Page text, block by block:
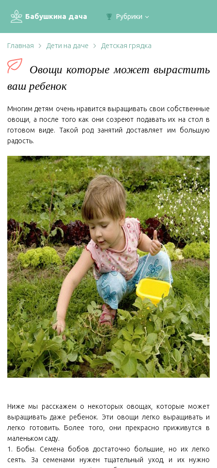
Бабушкина дача Рубрики
Главная Дети на даче Детская грядка
Овощи которые может вырастить
ваш ребенок
Многим детям очень нравится выращивать свои собственные
овощи, а после того как они созреют подавать их на стол в
готовом виде. Такой род занятий доставляет им большую
радость.
Ниже мы расскажем о некоторых овощах, которые может
выращивать даже ребенок. Эти овощи легко выращивать и
легко готовить. Более того, они прекрасно приживутся в
маленьком саду.
1. Бобы. Семена бобов достаточно большие, но их легко
сеять. За семенами нужен тщательный уход, и их нужно